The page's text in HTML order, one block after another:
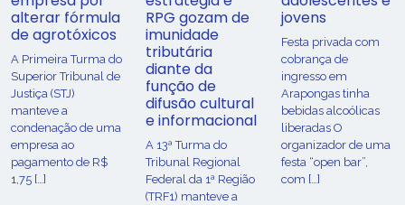
alterar fórmula
de agrotóxicos
​A Primeira Turma do
Superior Tribunal de
Justiça (STJ)
manteve a
condenação de uma
empresa ao
pagamento de R$
1,75 […]
RPG gozam de
imunidade
tributária
diante da
função de
difusão cultural
e informacional
A 13ª Turma do
Tribunal Regional
Federal da 1ª Região
(TRF1) manteve a
jovens
Festa privada com
cobrança de
ingresso em
Arapongas tinha
bebidas alcoólicas
liberadas O
organizador de uma
festa “open bar”,
com […]